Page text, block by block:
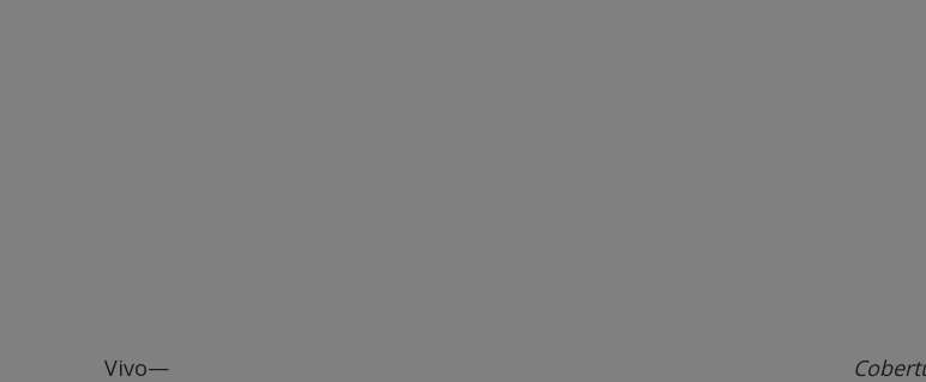
Vivo—